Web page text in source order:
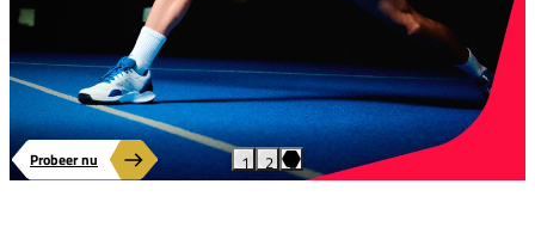
Probeer nu 1 2 3